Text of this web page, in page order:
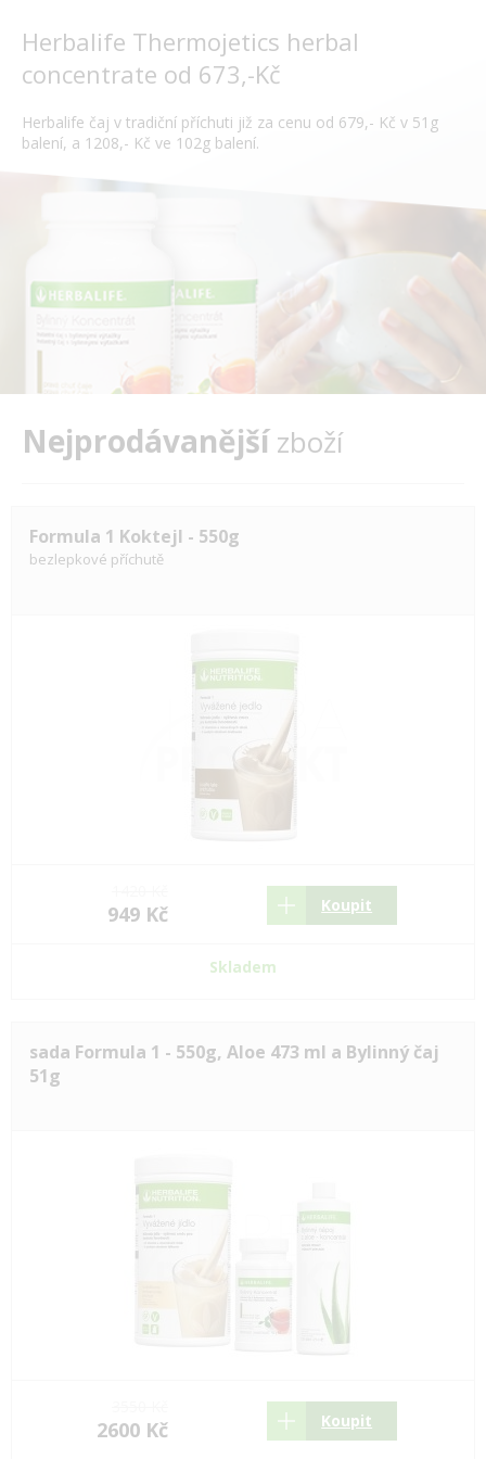
Herbalife Thermojetics herbal
concentrate od 673,-Kč
Herbalife čaj v tradiční příchuti již za cenu od 679,- Kč v 51g
balení, a 1208,- Kč ve 102g balení.
Nejprodávanějšízboží
Formula 1 Koktejl - 550g
bezlepkové příchutě
949 Kč Koupit
Skladem
sada Formula 1 - 550g, Aloe 473 ml a Bylinný čaj
51g
2600 Kč Koupit